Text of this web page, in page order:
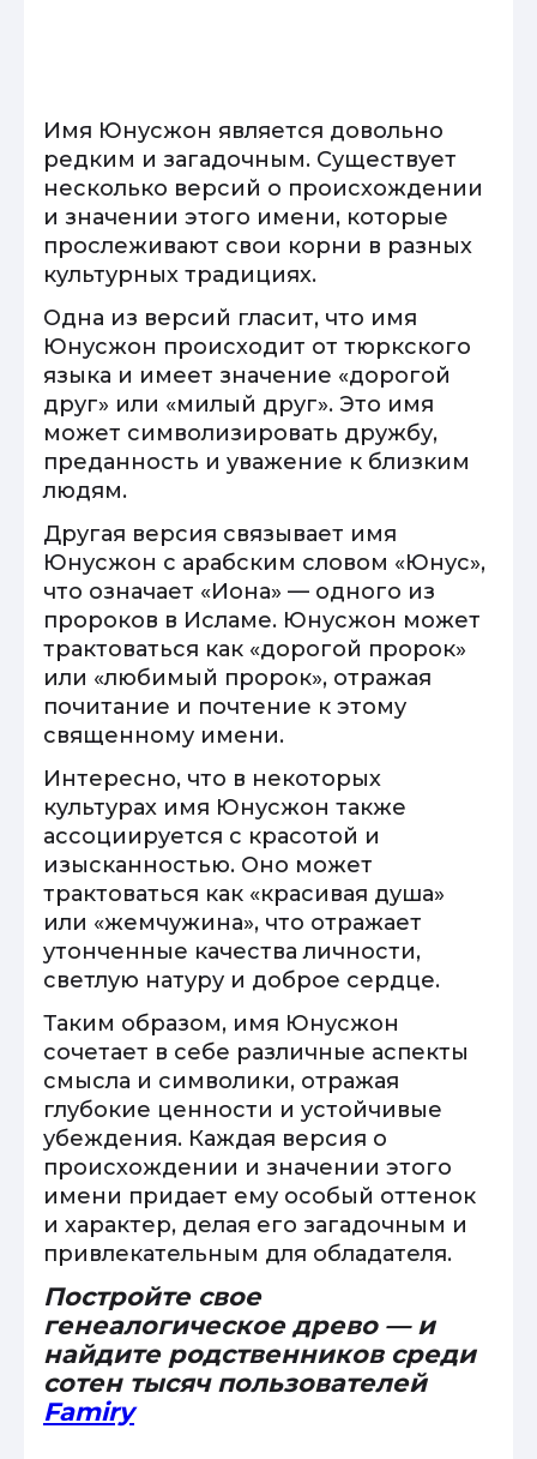
Имя Юнусжон является довольно
редким и загадочным. Существует
несколько версий о происхождении
и значении этого имени, которые
прослеживают свои корни в разных
культурных традициях.
Одна из версий гласит, что имя
Юнусжон происходит от тюркского
языка и имеет значение «дорогой
друг» или «милый друг». Это имя
может символизировать дружбу,
преданность и уважение к близким
людям.
Другая версия связывает имя
Юнусжон с арабским словом «Юнус»,
что означает «Иона» — одного из
пророков в Исламе. Юнусжон может
трактоваться как «дорогой пророк»
или «любимый пророк», отражая
почитание и почтение к этому
священному имени.
Интересно, что в некоторых
культурах имя Юнусжон также
ассоциируется с красотой и
изысканностью. Оно может
трактоваться как «красивая душа»
или «жемчужина», что отражает
утонченные качества личности,
светлую натуру и доброе сердце.
Таким образом, имя Юнусжон
сочетает в себе различные аспекты
смысла и символики, отражая
глубокие ценности и устойчивые
убеждения. Каждая версия о
происхождении и значении этого
имени придает ему особый оттенок
и характер, делая его загадочным и
привлекательным для обладателя.
Постройте свое
генеалогическое древо — и
найдите родственников среди
сотен тысяч пользователей
Famiry